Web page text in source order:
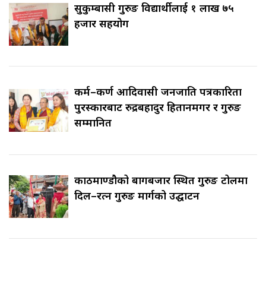
सुकुम्बासी गुरुङ विद्यार्थीलाई १ लाख ७५
हजार सहयोग
कर्म–कर्ण आदिवासी जनजाति पत्रकारिता
पुरस्कारबाट रुद्रबहादुर हितानमगर र गुरुङ
सम्मानित
काठमाण्डौको बागबजार स्थित गुरुङ टोलमा
दिल–रत्न गुरुङ मार्गको उद्घाटन